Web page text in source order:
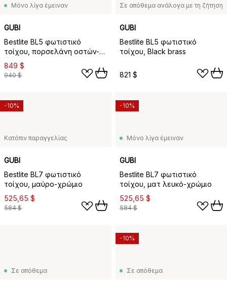
Μόνο λίγα έμειναν
GUBI
Bestlite BL5 φωτιστικό
τοίχου, πορσελάνη οστών-
ορείχαλκος
849 $
940 $
Σε απόθεμα ανάλογα με τη ζήτηση
GUBI
Bestlite BL5 φωτιστικό
τοίχου, Black brass
821 $
Κατόπιν παραγγελίας
GUBI
Bestlite BL7 φωτιστικό
τοίχου, μαύρο-χρώμιο
525,65 $
584 $
-10%
Μόνο λίγα έμειναν
GUBI
Bestlite BL7 φωτιστικό
τοίχου, ματ λευκό-χρώμιο
525,65 $
584 $
-10%
Σε απόθεμα Σε απόθεμα
-10%